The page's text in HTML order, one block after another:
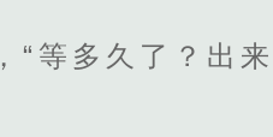
“等多久了？出来